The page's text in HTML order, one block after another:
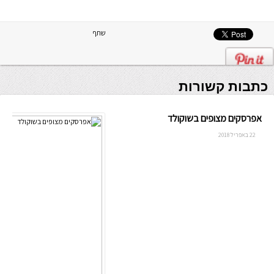
שתף
כתבות קשורות
אפרסקים מצופים בשוקולד
22 באפריל 2018